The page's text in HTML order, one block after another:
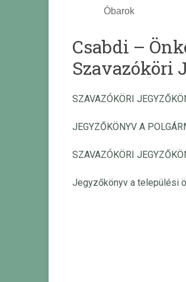
Óbarok
Csabdi –
Szavazóköri
SZAVAZÓKÖRI
JEGYZŐKÖNYV A
SZAVAZÓKÖRI
Jegyzőkönyv a települési